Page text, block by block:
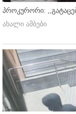
პროკურორი:
ახალი ამბები